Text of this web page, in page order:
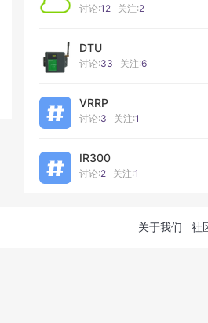
讨论:12 关注:2
DTU
讨论:33 关注:6
VRRP
讨论:3 关注:1
IR300
讨论:2 关注:1
关于我们 社